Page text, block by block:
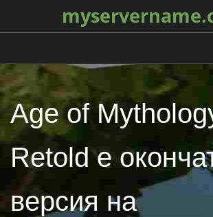
Age of
Retold е
версия на